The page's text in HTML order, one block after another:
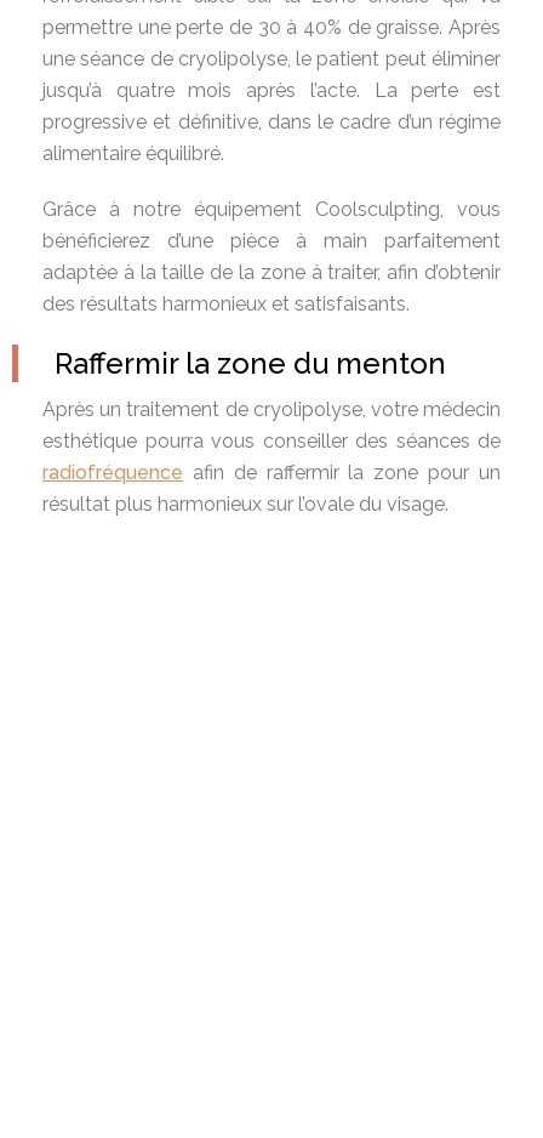
permettre une perte de 30 à 40% de graisse. Après
une séance de cryolipolyse, le patient peut éliminer
jusqu’à quatre mois après l’acte. La perte est
progressive et définitive, dans le cadre d’un régime
alimentaire équilibré.
Grâce à notre équipement Coolsculpting, vous
bénéficierez d’une pièce à main parfaitement
adaptée à la taille de la zone à traiter, afin d’obtenir
des résultats harmonieux et satisfaisants.
Raffermir la zone du menton
Après un traitement de cryolipolyse, votre médecin
esthétique pourra vous conseiller des séances de
radiofréquence afin de raffermir la zone pour un
résultat plus harmonieux sur l’ovale du visage.